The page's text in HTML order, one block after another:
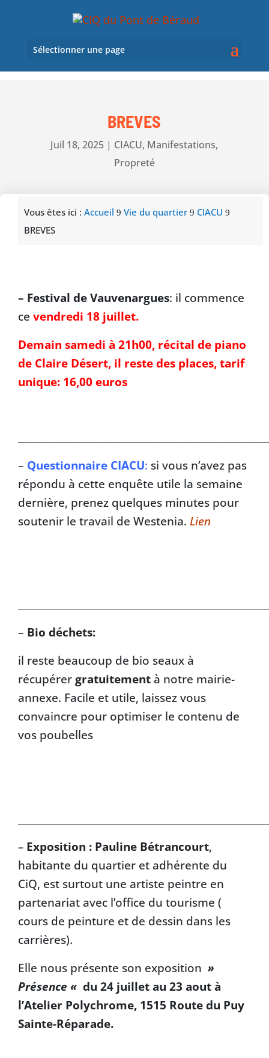
Sélectionner une page
BREVES
Juil 18, 2025 | CIACU, Manifestations,
Propreté
Vous êtes ici : Accueil 9 Vie du quartier 9 CIACU 9
BREVES
– Festival de Vauvenargues: il commence
ce vendredi 18 juillet.
Demain samedi à 21h00, récital de piano
de Claire Désert, il reste des places, tarif
unique: 16,00 euros
– Questionnaire CIACU: si vous n’avez pas
répondu à cette enquête utile la semaine
dernière, prenez quelques minutes pour
soutenir le travail de Westenia. Lien
– Bio déchets:
il reste beaucoup de bio seaux à
récupérer gratuitement à notre mairie-
annexe. Facile et utile, laissez vous
convaincre pour optimiser le contenu de
vos poubelles
– Exposition : Pauline Bétrancourt,
habitante du quartier et adhérente du
CiQ, est surtout une artiste peintre en
partenariat avec l’office du tourisme (
cours de peinture et de dessin dans les
carrières).
Elle nous présente son exposition »
Présence « du 24 juillet au 23 aout à
l’Atelier Polychrome, 1515 Route du Puy
Sainte-Réparade.